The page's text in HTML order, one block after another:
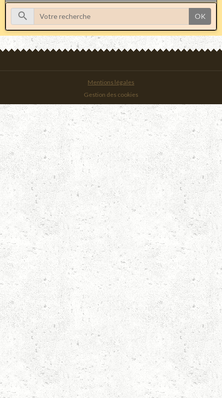
OK
Mentions légales
Gestion des cookies